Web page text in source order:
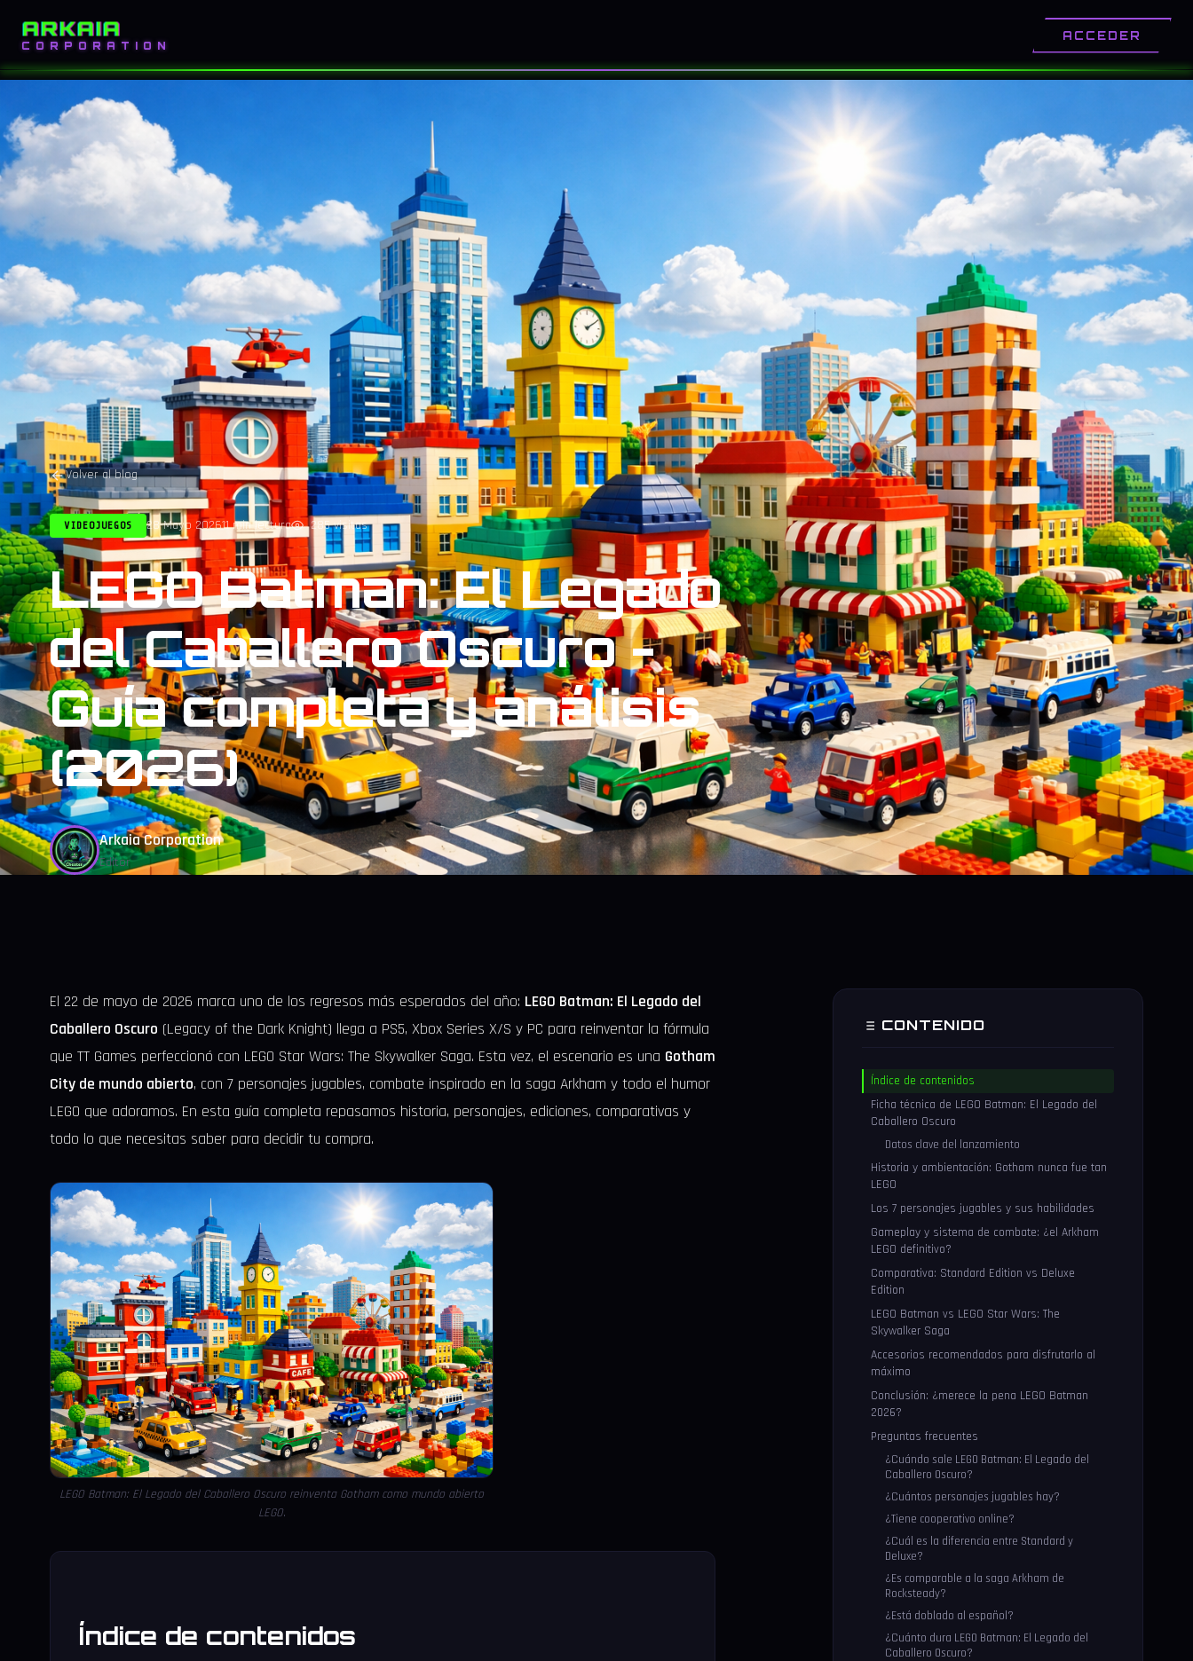
ARKAIA
CORPORATION
ACCEDER
Volver al blog
VIDEOJUEGOS 28 Mayo 202611 min lectura 285 visitas
LEGO Batman: El Legado
del Caballero Oscuro -
Guía completa y análisis
(2026)
Arkaia Corporation
Editor
El 22 de mayo de 2026 marca uno de los regresos más esperados del año: LEGO Batman: El Legado del
Caballero Oscuro (Legacy of the Dark Knight) llega a PS5, Xbox Series X/S y PC para reinventar la fórmula
que TT Games perfeccionó con LEGO Star Wars: The Skywalker Saga. Esta vez, el escenario es una Gotham
City de mundo abierto, con 7 personajes jugables, combate inspirado en la saga Arkham y todo el humor
LEGO que adoramos. En esta guía completa repasamos historia, personajes, ediciones, comparativas y
todo lo que necesitas saber para decidir tu compra.
LEGO Batman: El Legado del Caballero Oscuro reinventa Gotham como mundo abierto
LEGO.
Índice de contenidos
CONTENIDO
Índice de contenidos
Ficha técnica de LEGO Batman: El Legado del
Caballero Oscuro
Datos clave del lanzamiento
Historia y ambientación: Gotham nunca fue tan
LEGO
Los 7 personajes jugables y sus habilidades
Gameplay y sistema de combate: ¿el Arkham
LEGO definitivo?
Comparativa: Standard Edition vs Deluxe
Edition
LEGO Batman vs LEGO Star Wars: The
Skywalker Saga
Accesorios recomendados para disfrutarlo al
máximo
Conclusión: ¿merece la pena LEGO Batman
2026?
Preguntas frecuentes
¿Cuándo sale LEGO Batman: El Legado del
Caballero Oscuro?
¿Cuántos personajes jugables hay?
¿Tiene cooperativo online?
¿Cuál es la diferencia entre Standard y
Deluxe?
¿Es comparable a la saga Arkham de
Rocksteady?
¿Está doblado al español?
¿Cuánto dura LEGO Batman: El Legado del
Caballero Oscuro?